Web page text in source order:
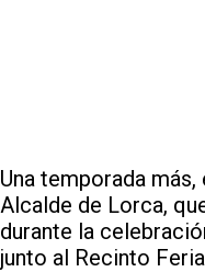
Una temporada
Alcalde de Lorca,
durante la
junto al Recinto